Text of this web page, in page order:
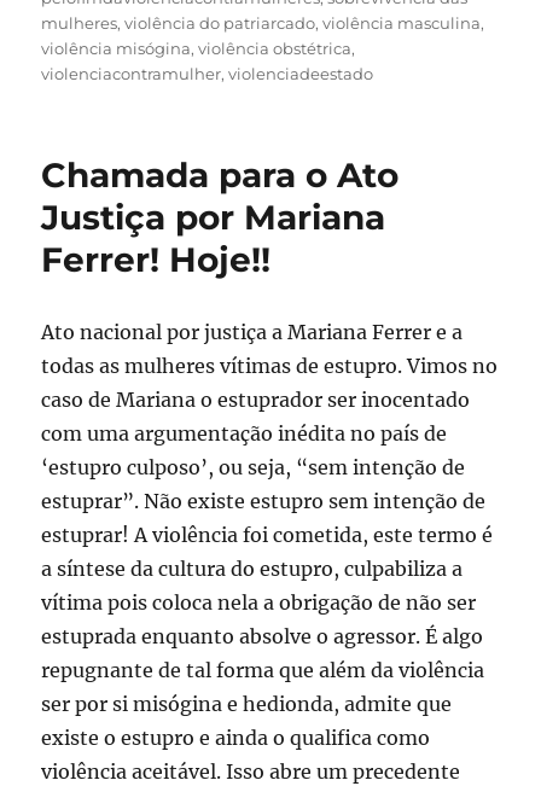
mulheres,violência do patriarcado,violência masculina,
violência misógina,violência obstétrica,
violenciacontramulher,violenciadeestado
Chamada para o Ato
Justiça por Mariana
Ferrer! Hoje!!
Ato nacional por justiça a Mariana Ferrer e a
todas as mulheres vítimas de estupro. Vimos no
caso de Mariana o estuprador ser inocentado
com uma argumentação inédita no país de
‘estupro culposo’, ou seja, “sem intenção de
estuprar”. Não existe estupro sem intenção de
estuprar! A violência foi cometida, este termo é
a síntese da cultura do estupro, culpabiliza a
vítima pois coloca nela a obrigação de não ser
estuprada enquanto absolve o agressor. É algo
repugnante de tal forma que além da violência
ser por si misógina e hedionda, admite que
existe o estupro e ainda o qualifica como
violência aceitável. Isso abre um precedente